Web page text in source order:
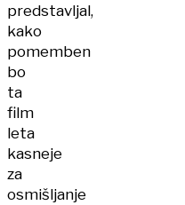
predstavljal,
kako
pomemben
bo
ta
film
leta
kasneje
za
osmišljanje